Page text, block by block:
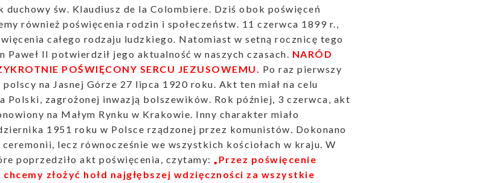
św. Klaudiusz de la Colombiere. Dziś obok poświęceń
również poświęcenia rodzin i społeczeństw. 11 czerwca 1899 r.,
całego rodzaju ludzkiego. Natomiast w setną rocznicę tego
Paweł II potwierdził jego aktualność w naszych czasach. NARÓD
POŚWIĘCONY SERCU JEZUSOWEMU. Po raz pierwszy
na Jasnej Górze 27 lipca 1920 roku. Akt ten miał na celu
Polski, zagrożonej inwazją bolszewików. Rok później, 3 czerwca, akt
na Małym Rynku w Krakowie. Inny charakter miało
1951 roku w Polsce rządzonej przez komunistów. Dokonano
lecz równocześnie we wszystkich kościołach w kraju. W
poprzedziło akt poświęcenia, czytamy: „Przez poświęcenie
złożyć hołd najgłębszej wdzięczności za wszystkie